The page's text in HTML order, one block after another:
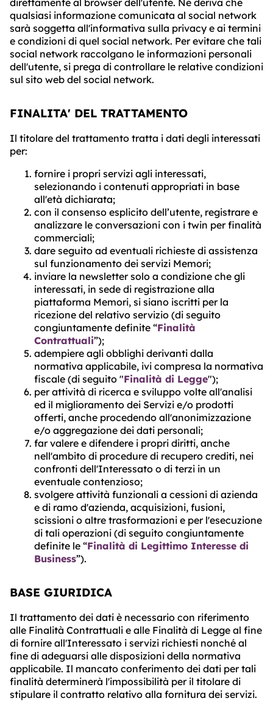
direttamente al browser dell'utente. Ne deriva che
qualsiasi informazione comunicata al social network
sarà soggetta all'informativa sulla privacy e ai termini
e condizioni di quel social network. Per evitare che tali
social network raccolgano le informazioni personali
dell'utente, si prega di controllare le relative condizioni
sul sito web del social network.
FINALITA' DEL TRATTAMENTO
Il titolare del trattamento tratta i dati degli interessati
per:
fornire i propri servizi agli interessati,
selezionando i contenuti appropriati in base
all'età dichiarata;
con il consenso esplicito dell’utente, registrare e
analizzare le conversazioni con i twin per finalità
commerciali;
dare seguito ad eventuali richieste di assistenza
sul funzionamento dei servizi Memori;
inviare la newsletter solo a condizione che gli
interessati, in sede di registrazione alla
piattaforma Memori, si siano iscritti per la
ricezione del relativo servizio (di seguito
congiuntamente definite “Finalità
Contrattuali”);
adempiere agli obblighi derivanti dalla
normativa applicabile, ivi compresa la normativa
fiscale (di seguito "Finalità di Legge");
per attività di ricerca e sviluppo volte all'analisi
ed il miglioramento dei Servizi e/o prodotti
offerti, anche procedendo all'anonimizzazione
e/o aggregazione dei dati personali;
far valere e difendere i propri diritti, anche
nell'ambito di procedure di recupero crediti, nei
confronti dell'Interessato o di terzi in un
eventuale contenzioso;
svolgere attività funzionali a cessioni di azienda
e di ramo d'azienda, acquisizioni, fusioni,
scissioni o altre trasformazioni e per l'esecuzione
di tali operazioni (di seguito congiuntamente
definite le “Finalità di Legittimo Interesse di
Business”).
BASE GIURIDICA
Il trattamento dei dati è necessario con riferimento
alle Finalità Contrattuali e alle Finalità di Legge al fine
di fornire all'Interessato i servizi richiesti nonché al
fine di adeguarsi alle disposizioni della normativa
applicabile. Il mancato conferimento dei dati per tali
finalità determinerà l'impossibilità per il titolare di
stipulare il contratto relativo alla fornitura dei servizi.